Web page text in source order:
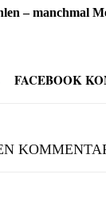
– manchmal
FACEBOOK